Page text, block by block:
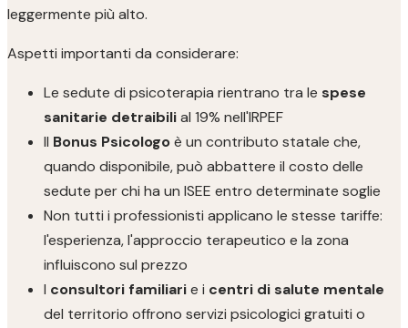
leggermente più alto.
Aspetti importanti da considerare:
Le sedute di psicoterapia rientrano tra le spese
sanitarie detraibilial 19% nell'IRPEF
Il Bonus Psicologoè un contributo statale che,
quando disponibile, può abbattere il costo delle
sedute per chi ha un ISEE entro determinate soglie
Non tutti i professionisti applicano le stesse tariffe:
l'esperienza, l'approccio terapeutico e la zona
influiscono sul prezzo
I consultori familiarie i centri di salute mentale
del territorio offrono servizi psicologici gratuiti o